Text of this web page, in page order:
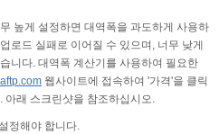
높게 설정하면 대역폭을 과도하게 사용하
로드 실패로 이어질 수 있으며, 너무 낮게
니다. 대역폭 계산기를 사용하여 필요한
웹사이트에 접속하여 '가격'을 클릭
아래 스크린샷을 참조하십시오.
정해야 합니다.